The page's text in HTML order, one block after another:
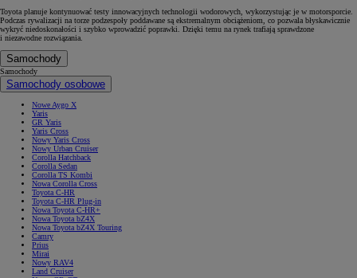
Toyota planuje kontynuować testy innowacyjnych technologii wodorowych, wykorzystując je w motorsporcie.
Podczas rywalizacji na torze podzespoły poddawane są ekstremalnym obciążeniom, co pozwala błyskawicznie
wykryć niedoskonałości i szybko wprowadzić poprawki. Dzięki temu na rynek trafiają sprawdzone
i niezawodne rozwiązania.
Samochody
Samochody
Samochody osobowe
Nowe Aygo X
Yaris
GR Yaris
Yaris Cross
Nowy Yaris Cross
Nowy Urban Cruiser
Corolla Hatchback
Corolla Sedan
Corolla TS Kombi
Nowa Corolla Cross
Toyota C-HR
Toyota C-HR Plug-in
Nowa Toyota C-HR+
Nowa Toyota bZ4X
Nowa Toyota bZ4X Touring
Camry
Prius
Mirai
Nowy RAV4
Land Cruiser